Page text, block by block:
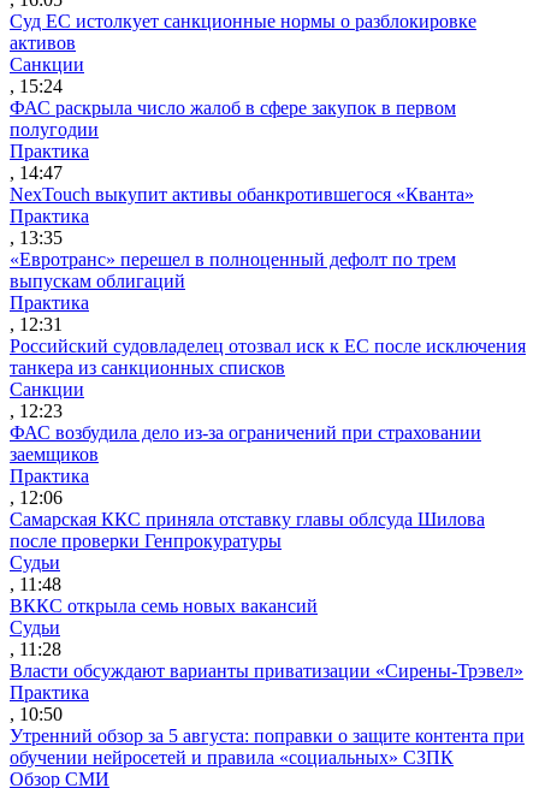
Суд ЕС истолкует санкционные нормы о разблокировке
активов
Санкции
, 15:24
ФАС раскрыла число жалоб в сфере закупок в первом
полугодии
Практика
, 14:47
NexTouch выкупит активы обанкротившегося «Кванта»
Практика
, 13:35
«Евротранс» перешел в полноценный дефолт по трем
выпускам облигаций
Практика
, 12:31
Российский судовладелец отозвал иск к ЕС после исключения
танкера из санкционных списков
Санкции
, 12:23
ФАС возбудила дело из-за ограничений при страховании
заемщиков
Практика
, 12:06
Самарская ККС приняла отставку главы облсуда Шилова
после проверки Генпрокуратуры
Судьи
, 11:48
ВККС открыла семь новых вакансий
Судьи
, 11:28
Власти обсуждают варианты приватизации «Сирены-Трэвел»
Практика
, 10:50
Утренний обзор за 5 августа: поправки о защите контента при
обучении нейросетей и правила «социальных» СЗПК
Обзор СМИ